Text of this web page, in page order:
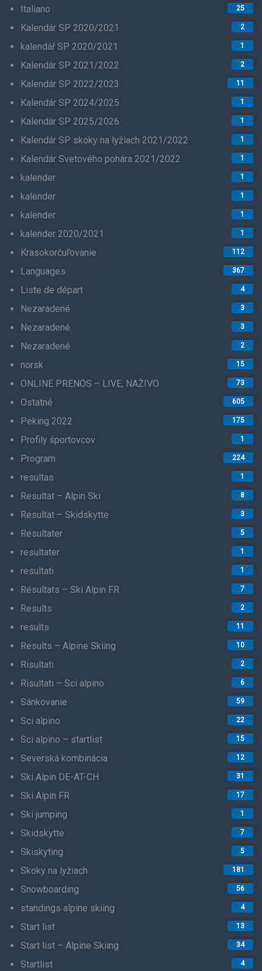
Italiano 25
Kalendár SP 2020/2021 2
kalendář SP 2020/2021 1
Kalendár SP 2021/2022 2
Kalendár SP 2022/2023 11
Kalendár SP 2024/2025 1
Kalendár SP 2025/2026 1
Kalendár SP skoky na lyžiach 2021/2022 1
Kalendár Svetového pohára 2021/2022 1
kalender 1
kalender 1
kalender 1
kalender 2020/2021 1
Krasokorčuľovanie 112
Languages 367
Liste de départ 4
Nezaradené 3
Nezaradené 3
Nezaradené 2
norsk 15
ONLINE PRENOS – LIVE, NAŽIVO 73
Ostatné 605
Peking 2022 175
Profily športovcov 1
Program 224
resultas 1
Resultat – Alpin Ski 8
Resultat – Skidskytte 3
Resultater 5
resultater 1
resultati 1
Résultats – Ski Alpin FR 7
Results 2
results 11
Results – Alpine Skiing 10
Risultati 2
Risultati – Sci alpino 6
Sánkovanie 59
Sci alpino 22
Sci alpino – startlist 15
Severská kombinácia 12
Ski Alpin DE-AT-CH 31
Ski Alpin FR 17
Ski jumping 1
Skidskytte 7
Skiskyting 5
Skoky na lyžiach 181
Snowboarding 56
standings alpine skiing 4
Start list 13
Start list – Alpine Skiing 34
Startlist 4